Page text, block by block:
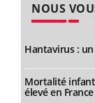
NOUS
Hantavirus :
Mortalité
élevé en France